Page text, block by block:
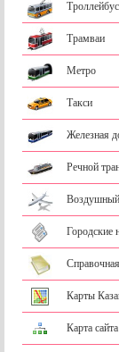
Трамваи
Метро
Такси
Железная
Речной
Воздушный
Городские
Справочная
Карты
Карта сайта